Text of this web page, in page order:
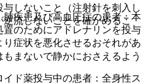
しないこと（注射針を刺入し
流しないことを確かめるこ
まないで静かにおさえるよう
疾患及び高血圧症の患者：本
のためにアドレナリンを投与
症状を悪化させるおそれがあ
ド薬投与中の患者：全身性ス